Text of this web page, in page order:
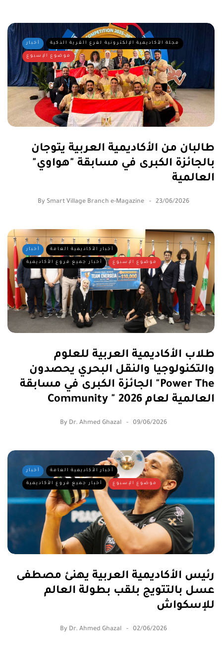
أخبار مجلة الأكاديمية الإلكترونية لفرع القرية الذكية
موضوع الإسبوع
طالبان من الأكاديمية العربية يتوجان
بالجائزة الكبرى في مسابقة "هواوي"
العالمية
By Smart Village Branch e-Magazine 23/06/2026
أخبار أخبار الأكاديمية العامة
أخبار جميع فروع الأكاديمية موضوع الإسبوع
طلاب الأكاديمية العربية للعلوم
والتكنولوجيا والنقل البحري يحصدون
الجائزة الكبرى في مسابقة "Power The
Community " العالمية لعام 2026
By Dr. Ahmed Ghazal 09/06/2026
أخبار أخبار الأكاديمية العامة
أخبار جميع فروع الأكاديمية موضوع الإسبوع
رئيس الأكاديمية العربية يهنئ مصطفى
عسل بالتتويج بلقب بطولة العالم
للإسكواش
By Dr. Ahmed Ghazal 02/06/2026